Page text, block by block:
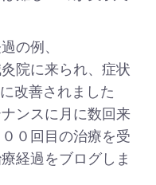
の例、
院に来られ、症状
改善されました
ンスに月に数回来
０回目の治療を受
経過をブログしま